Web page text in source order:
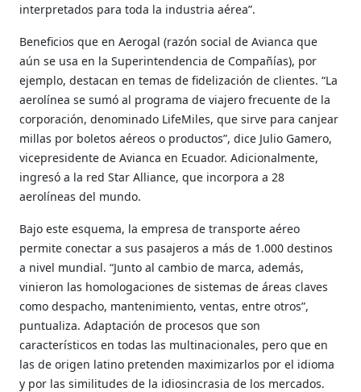
interpretados para toda la industria aérea”.
Beneficios que en Aerogal (razón social de Avianca que
aún se usa en la Superintendencia de Compañías), por
ejemplo, destacan en temas de fidelización de clientes. “La
aerolínea se sumó al programa de viajero frecuente de la
corporación, denominado LifeMiles, que sirve para canjear
millas por boletos aéreos o productos”, dice Julio Gamero,
vicepresidente de Avianca en Ecuador. Adicionalmente,
ingresó a la red Star Alliance, que incorpora a 28
aerolíneas del mundo.
Bajo este esquema, la empresa de transporte aéreo
permite conectar a sus pasajeros a más de 1.000 destinos
a nivel mundial. “Junto al cambio de marca, además,
vinieron las homologaciones de sistemas de áreas claves
como despacho, mantenimiento, ventas, entre otros”,
puntualiza. Adaptación de procesos que son
característicos en todas las multinacionales, pero que en
las de origen latino pretenden maximizarlos por el idioma
y por las similitudes de la idiosincrasia de los mercados.